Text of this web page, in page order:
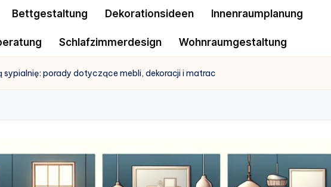
Bettgestaltung Dekorationsideen Innenraumplanung
Schlafzimmerdesign Wohnraumgestaltung
sypialnię: porady dotyczące mebli, dekoracji i matrac